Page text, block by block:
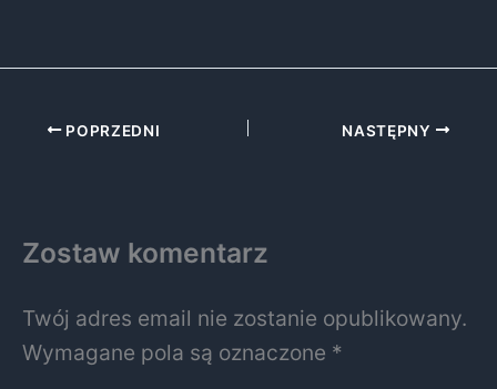
POPRZEDNI NASTĘPNY
Zostaw komentarz
Twój adres email nie zostanie opublikowany.
Wymagane pola są oznaczone *